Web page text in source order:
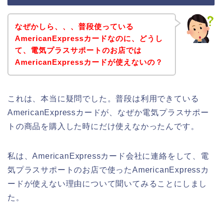
なぜかしら、、、普段使っている
AmericanExpressカードなのに、どうし
て、電気プラスサポートのお店では
AmericanExpressカードが使えないの？
これは、本当に疑問でした。普段は利用できている
AmericanExpressカードが、なぜか電気プラスサポー
トの商品を購入した時にだけ使えなかったんです。
私は、AmericanExpressカード会社に連絡をして、電
気プラスサポートのお店で使ったAmericanExpressカ
ードが使えない理由について聞いてみることにしまし
た。